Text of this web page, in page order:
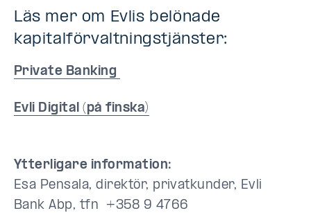
Läs mer om Evlis belönade
kapitalförvaltningstjänster:
Private Banking
Evli Digital (på finska)
Ytterligare information:
Esa Pensala,direktör, privatkunder, Evli
Bank Abp, tfn
+358 9 4766